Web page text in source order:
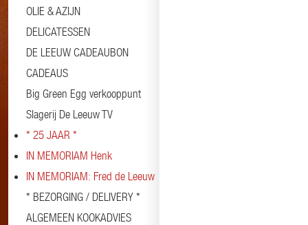
OLIE & AZIJN
DELICATESSEN
DE LEEUW CADEAUBON
CADEAUS
Big Green Egg verkooppunt
Slagerij De Leeuw TV
* 25 JAAR *
IN MEMORIAM Henk
IN MEMORIAM: Fred de Leeuw
* BEZORGING / DELIVERY *
ALGEMEEN KOOKADVIES